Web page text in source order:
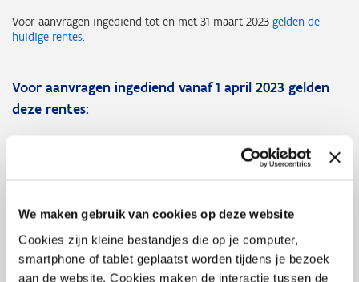
We maken gebruik van cookies op deze website
Cookies zijn kleine bestandjes die op je computer,
smartphone of tablet geplaatst worden tijdens je bezoek
aan de website. Cookies maken de interactie tussen de
Voor aanvragen ingediend tot en met 31 maart 2023 gelden de
huidige rentes.
Voor aanvragen ingediend vanaf 1 april 2023 gelden
deze rentes:
de lening terug te betalen over een periode van 36 maanden,
op jaarbasis. Over 60 maanden
uitbetaald werd.
Voor grote ondernemingen , die ervoor kiezen de lening terug
te betalen over een periode van 36 maanden, bedraagt de rente
4,06%op jaarbasis. Over 60 maanden bedraagt de rente5,06%
op jaarbasis. De rente is maandelijks te betalen onmiddellijk